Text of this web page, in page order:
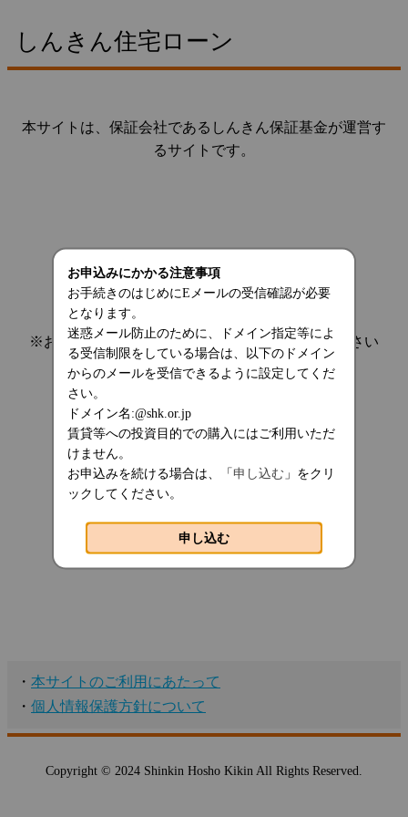
しんきん住宅ローン
本サイトは、保証会社であるしんきん保証基金が運営す
るサイトです。
※お手続きを中断する場合は、画面を閉じてください
お申込みにかかる注意事項
お手続きのはじめにEメールの受信確認が必要
となります。
迷惑メール防止のために、ドメイン指定等によ
る受信制限をしている場合は、以下のドメイン
からのメールを受信できるように設定してくだ
さい。
ドメイン名:@shk.or.jp
賃貸等への投資目的での購入にはご利用いただ
けません。
お申込みを続ける場合は、「申し込む 」をクリ
ックしてください。
申し込む
・ 本サイトのご利用にあたって
・ 個人情報保護方針について
Copyright © 2024 Shinkin Hosho Kikin All Rights Reserved.